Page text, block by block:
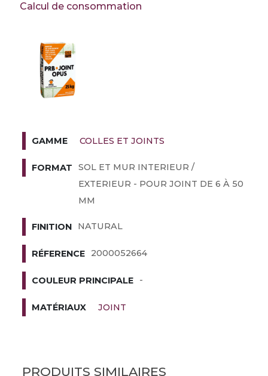
Calcul de consommation
GAMME COLLES ET JOINTS
FORMAT
SOL ET MUR INTERIEUR /
EXTERIEUR - POUR JOINT DE 6 À 50
MM
FINITION NATURAL
RÉFERENCE 2000052664
COULEUR PRINCIPALE -
MATÉRIAUX JOINT
PRODUITS SIMILAIRES